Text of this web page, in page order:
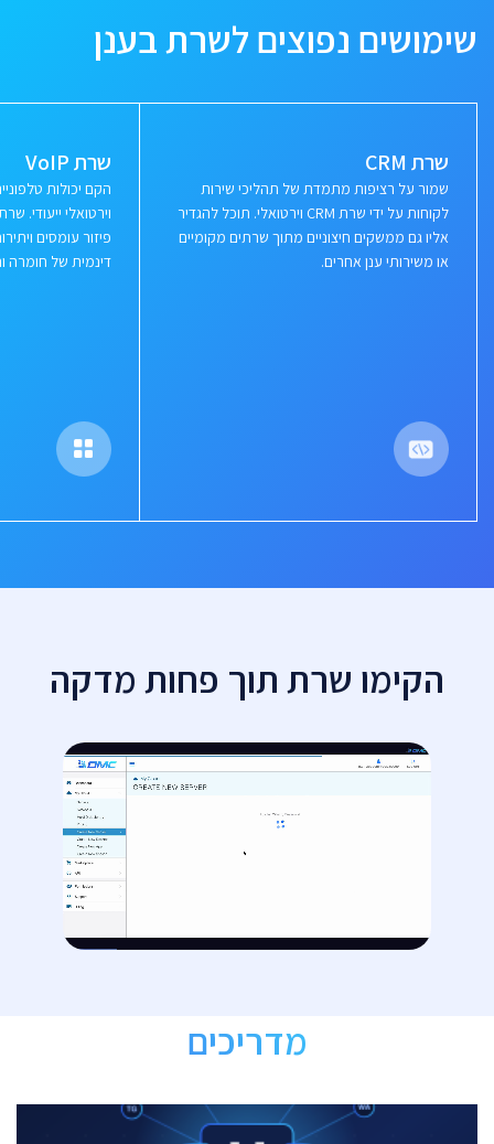
שימושים נפוצים לשרת בענן
שרת CRM
שמור על רציפות מתמדת של תהליכי שירות
לקוחות על ידי שרת CRM וירטואלי. תוכל להגדיר
אליו גם ממשקים חיצוניים מתוך שרתים מקומיים
או משירותי ענן אחרים.
שרת VoIP
הקם יכולות
וירטואלי ייעודי.
פיזור עומסים
דינמית של חומרה
הקימו שרת תוך פחות מדקה
מדריכים